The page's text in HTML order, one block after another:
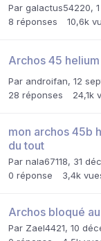
Par galactus54220,
8 réponses 10,6k
Archos 45
Par androifan, 12
28 réponses 24,1k
mon archos 45b
du tout
Par nala67118, 31
0 réponse 3,4k
Archos bloqué
Par Zael4421, 10